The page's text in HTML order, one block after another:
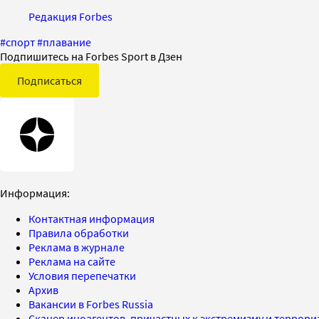
Редакция Forbes
#спорт#плавание
Подпишитесь на Forbes Sport в Дзен
Подписаться
Информация:
Контактная информация
Правила обработки
Реклама в журнале
Реклама на сайте
Условия перепечатки
Архив
Вакансии в Forbes Russia